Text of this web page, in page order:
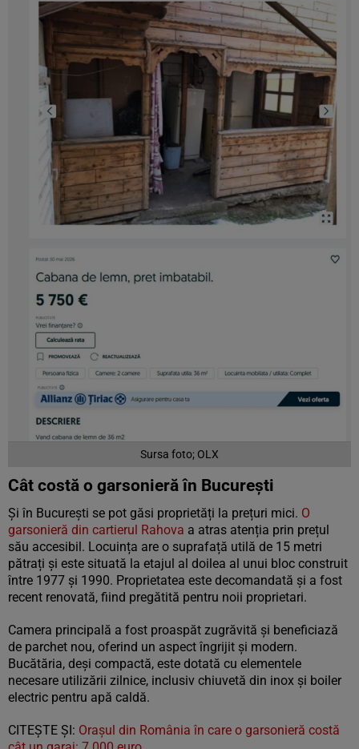
Sursa foto; OLX
Cât costă o garsonieră în București
Și în București se pot găsi proprietăți la prețuri mici. O
garsonieră din cartierul Rahova a atras atenția prin prețul
său accesibil. Locuința are o suprafață utilă de 15 metri
pătrați și este situată la etajul al doilea al unui bloc construit
între 1977 și 1990. Proprietatea este decomandată și a fost
recent renovată, fiind pregătită pentru noii proprietari.
Camera principală a fost proaspăt zugrăvită și beneficiază
de parchet nou, oferind un aspect îngrijit și modern.
Bucătăria, deși compactă, este dotată cu elementele
necesare utilizării zilnice, inclusiv chiuvetă din inox și boiler
electric pentru apă caldă.
CITEȘTE ȘI: Orașul din România în care o garsonieră costă